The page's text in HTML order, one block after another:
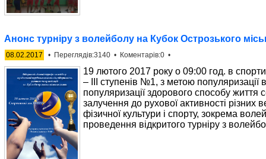
Анонс турніру з волейболу на Кубок Острозького
08.02.2017 • Переглядів:3140 • Коментарів:0 •
19 лютого 2017 року о 09:00 год. в
– ІІІ ступенів №1, з метою популяризації
популяризації здорового способу життя
залучення до рухової активності різних
фізичної культури і спорту, зокрема
проведення відкритого турніру з